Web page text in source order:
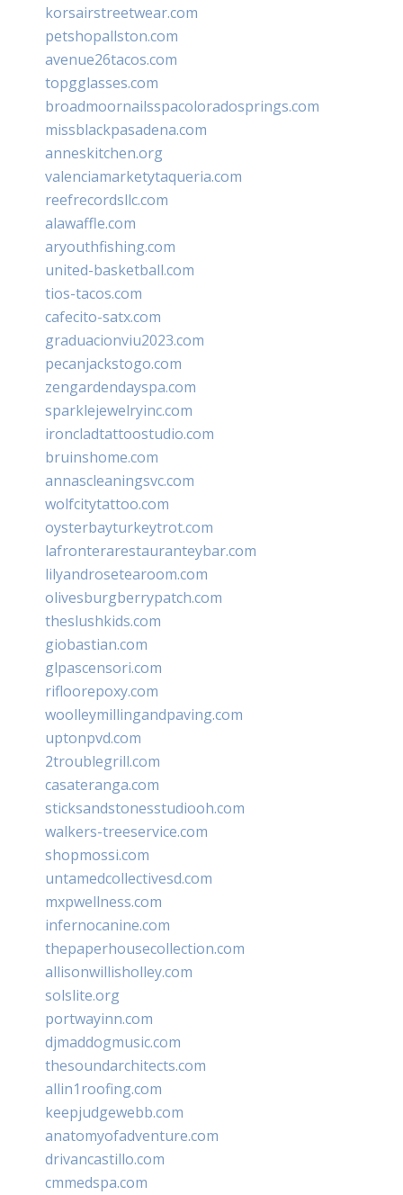
korsairstreetwear.com
petshopallston.com
avenue26tacos.com
topgglasses.com
broadmoornailsspacoloradosprings.com
missblackpasadena.com
anneskitchen.org
valenciamarketytaqueria.com
reefrecordsllc.com
alawaffle.com
aryouthfishing.com
united-basketball.com
tios-tacos.com
cafecito-satx.com
graduacionviu2023.com
pecanjackstogo.com
zengardendayspa.com
sparklejewelryinc.com
ironcladtattoostudio.com
bruinshome.com
annascleaningsvc.com
wolfcitytattoo.com
oysterbayturkeytrot.com
lafronterarestauranteybar.com
lilyandrosetearoom.com
olivesburgberrypatch.com
theslushkids.com
giobastian.com
glpascensori.com
rifloorepoxy.com
woolleymillingandpaving.com
uptonpvd.com
2troublegrill.com
casateranga.com
sticksandstonesstudiooh.com
walkers-treeservice.com
shopmossi.com
untamedcollectivesd.com
mxpwellness.com
infernocanine.com
thepaperhousecollection.com
allisonwillisholley.com
solslite.org
portwayinn.com
djmaddogmusic.com
thesoundarchitects.com
allin1roofing.com
keepjudgewebb.com
anatomyofadventure.com
drivancastillo.com
cmmedspa.com